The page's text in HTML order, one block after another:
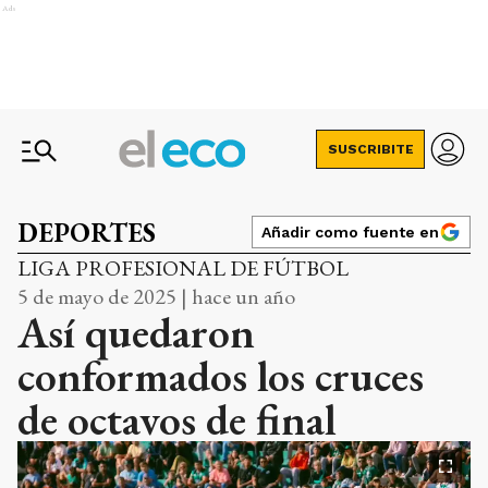
Ads
SUSCRIBITE
DEPORTES Añadir como fuente en
LIGA PROFESIONAL DE FÚTBOL
5 de mayo de 2025 | hace un año
Así quedaron
conformados los cruces
de octavos de final